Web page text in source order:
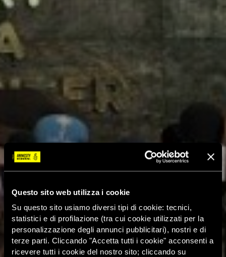
Questo sito web utilizza i cookie
Su questo sito usiamo diversi tipi di cookie: tecnici,
statistici e di profilazione (tra cui cookie utilizzati per la
personalizzazione degli annunci pubblicitari), nostri e di
terze parti. Cliccando "Accetta tutti i cookie" acconsenti a
ricevere tutti i cookie del nostro sito; cliccando su